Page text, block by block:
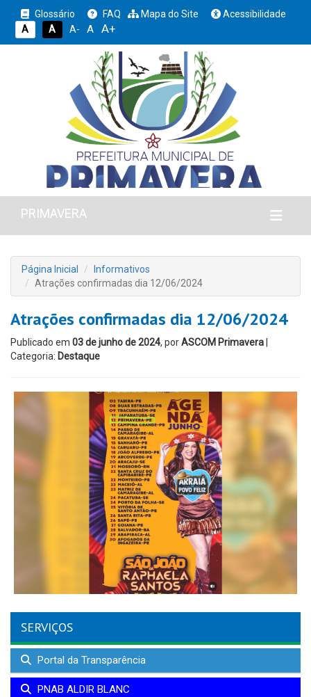
Glossário FAQ Mapa do Site
Acessibilidade
A
A A- A A+
PRIMAVERA
Página Inicial
Informativos
Atrações confirmadas dia 12/06/2024
Atrações confirmadas dia 12/06/2024
Publicado em 03 de junho de 2024, porASCOM Primavera
Categoria: Destaque
SERVIÇOS
Portal da Transparência
PNAB ALDIR BLANC